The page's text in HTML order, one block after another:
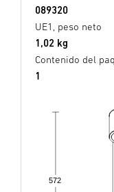
089320
UE1, peso neto
1,02 kg
Contenido del
1
572